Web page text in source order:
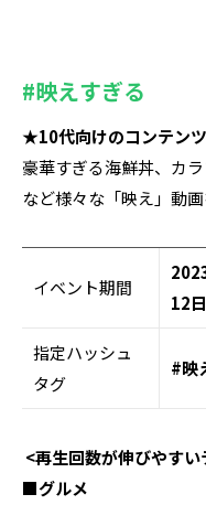
#映えすぎる
★10代向けのコンテンツ
豪華すぎる海鮮丼、カ
など様々な「映え」動画
イベント期間
12
指定ハッシュ
タグ
#映
<再生回数が伸びやすい
■グルメ